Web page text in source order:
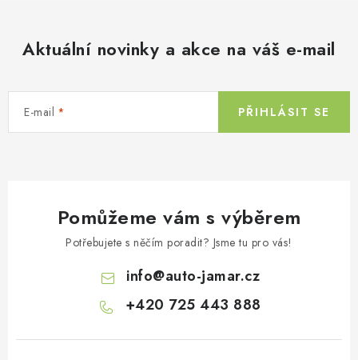
Aktuální novinky a akce na váš e-mail
E-mail PŘIHLÁSIT SE
Pomůžeme vám s výběrem
Potřebujete s něčím poradit? Jsme tu pro vás!
info@auto-jamar.cz
+420 725 443 888